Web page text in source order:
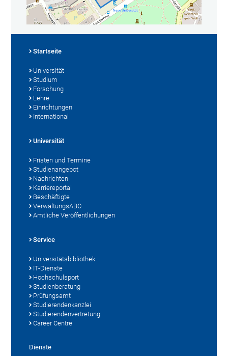
Startseite
Universität
Studium
Forschung
Lehre
Einrichtungen
International
Universität
Fristen und Termine
Studienangebot
Nachrichten
Karriereportal
Beschäftigte
VerwaltungsABC
Amtliche Veröffentlichungen
Service
Universitätsbibliothek
IT-Dienste
Hochschulsport
Studienberatung
Prüfungsamt
Studierendenkanzlei
Studierendenvertretung
Career Centre
Dienste